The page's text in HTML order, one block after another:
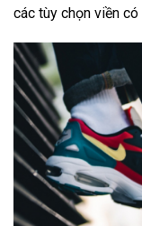
các tùy chọn viền